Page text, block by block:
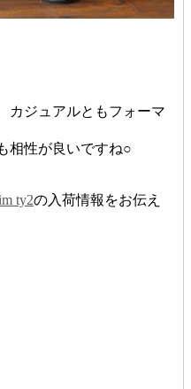
カジュアルともフォーマ
相性が良いですね○
ty2の入荷情報をお伝え